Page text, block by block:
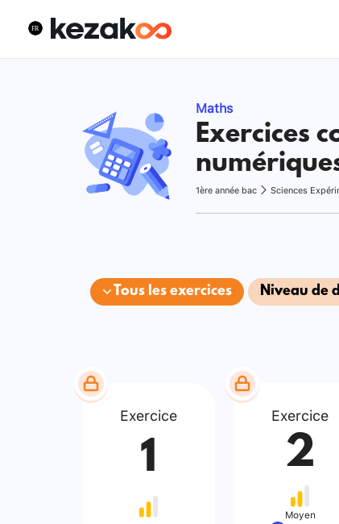
Maths
Exercices
1ère année bac Sciences
Tous les exercices Niveau de
Exercice
1
Exercice
2
Moyen